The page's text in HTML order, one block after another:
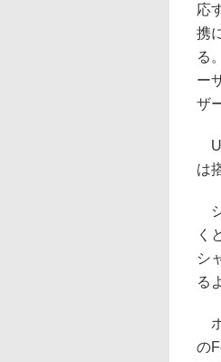
応
携
る
ー
ザ
は
く
シ
る
の